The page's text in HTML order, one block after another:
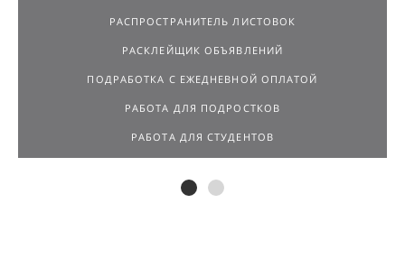
РАСПРОСТРАНИТЕЛЬ ЛИСТОВОК
РАСКЛЕЙЩИК ОБЪЯВЛЕНИЙ
ПОДРАБОТКА С ЕЖЕДНЕВНОЙ ОПЛАТОЙ
РАБОТА ДЛЯ ПОДРОСТКОВ
РАБОТА ДЛЯ СТУДЕНТОВ